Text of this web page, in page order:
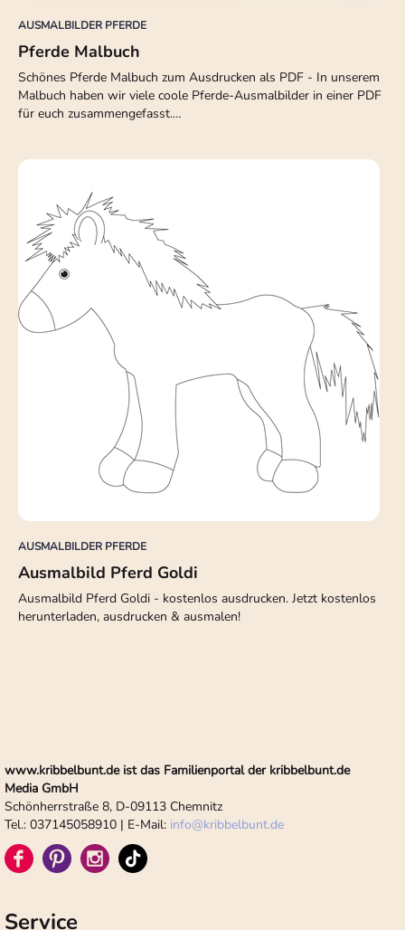
AUSMALBILDER PFERDE
Pferde Malbuch
Schönes Pferde Malbuch zum Ausdrucken als PDF - In unserem
Malbuch haben wir viele coole Pferde-Ausmalbilder in einer PDF
für euch zusammengefasst.…
AUSMALBILDER PFERDE
Ausmalbild Pferd Goldi
Ausmalbild Pferd Goldi - kostenlos ausdrucken. Jetzt kostenlos
herunterladen, ausdrucken & ausmalen!
www.kribbelbunt.de ist das Familienportal der kribbelbunt.de
Media GmbH
Schönherrstraße 8, D-09113 Chemnitz
Tel.: 037145058910 | E-Mail: info@kribbelbunt.de
Service